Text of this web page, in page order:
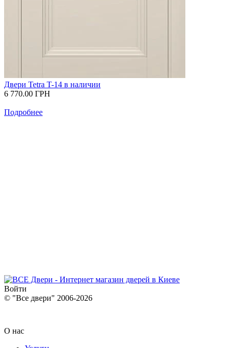
Двери Tetra T-14 в наличии
6 770.00 ГРН
Подробнее
Войти
© "Все двери" 2006-2026
О нас